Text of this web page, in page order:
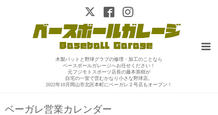
木製バットと野球グラブの修理・加工のことなら
ベースボールガレージへお任せください！
元フジモトスポーツ店長の藤本英樹が
自宅の一室で営むかなり小さな野球店。
2022年10月岡山市北区本町にベーガレ２号店もオープン！
ベーガレ営業カレンダー